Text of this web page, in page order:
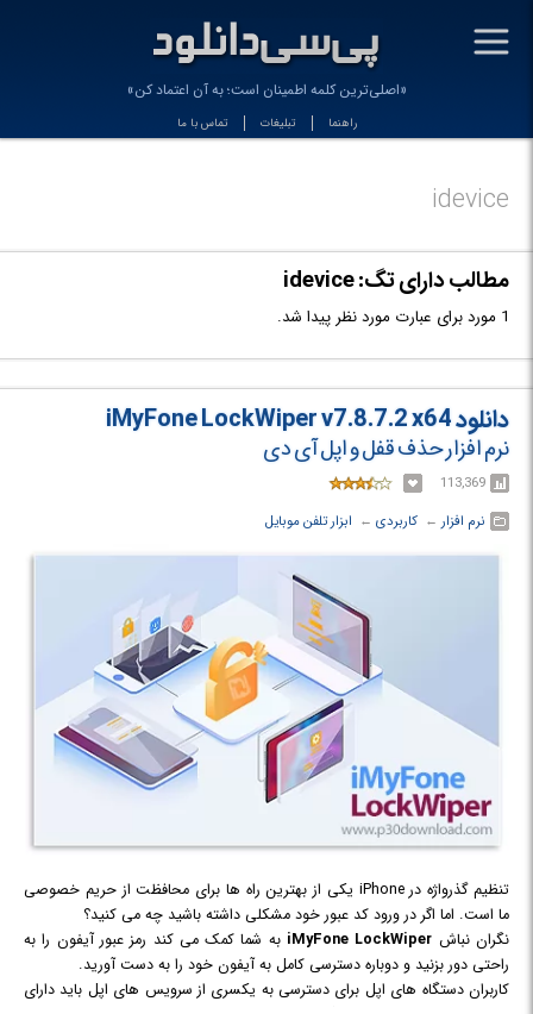
-
«اصلی‌ترین کلمه اطمینان است؛ به آن اعتماد کن»
راهنما تبلیغات تماس با ما
idevice
مطالب دارای تگ: idevice
1 مورد برای عبارت مورد نظر پیدا شد.
دانلود iMyFone LockWiper v7.8.7.2 x64
نرم افزار حذف قفل و اپل آی دی
113,369
نرم افزار ← ‏ کاربردی ← ‏ ابزار تلفن موبایل
تنظیم گذرواژه در iPhone یکی از بهترین راه ها برای محافظت از حریم خصوصی
ما است. اما اگر در ورود کد عبور خود مشکلی داشته باشید چه می کنید؟
نگران نباش iMyFone LockWiper به شما کمک می کند رمز عبور آیفون را به
راحتی دور بزنید و دوباره دسترسی کامل به آیفون خود را به دست آورید.
کاربران دستگاه های اپل برای دسترسی به یکسری از سرویس های اپل باید دارای